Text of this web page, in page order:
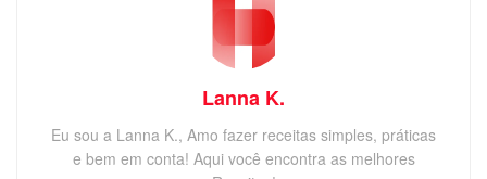
Lanna K.
Eu sou a Lanna K., Amo fazer receitas simples, práticas
e bem em conta! Aqui você encontra as melhores